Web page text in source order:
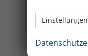
Einstellungen